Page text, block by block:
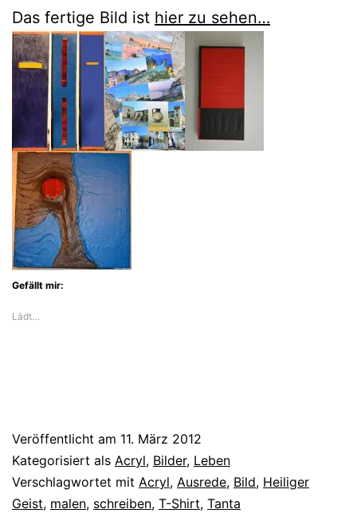
Das fertige Bild ist hier zu sehen…
Gefällt mir:
Lädt…
Veröffentlicht am 11. März 2012
Kategorisiert als Acryl, Bilder, Leben
Verschlagwortet mit Acryl, Ausrede, Bild, Heiliger
Geist, malen, schreiben, T-Shirt, Tanta